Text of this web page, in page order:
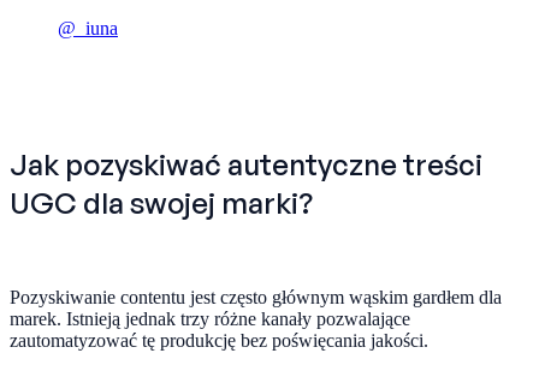
@_iuna
Jak pozyskiwać autentyczne treści
UGC dla swojej marki?
Pozyskiwanie contentu jest często głównym wąskim gardłem dla
marek. Istnieją jednak trzy różne kanały pozwalające
zautomatyzować tę produkcję bez poświęcania jakości.